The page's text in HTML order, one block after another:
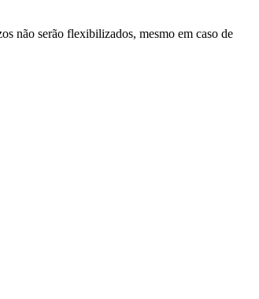
não serão flexibilizados, mesmo em caso de